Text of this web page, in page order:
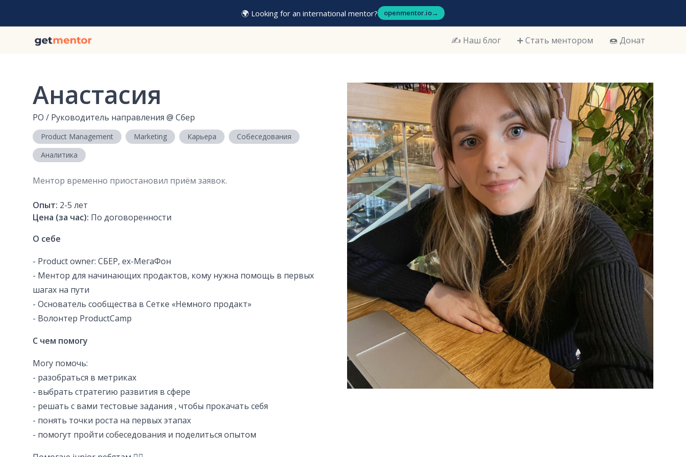
🌍 Looking for an international mentor? openmentor.io→
✍️ Наш блог ➕ Стать ментором 🍩 Донат
Анастасия
РО / Руководитель направления @ Сбер
Product Management Marketing Карьера
Собеседования
Аналитика
Ментор временно приостановил приём заявок.
Опыт: 2-5 лет
Цена (за час): По договоренности
О себе
- Product owner: СБЕР, ех-МегаФон
- Ментор для начинающих продактов, кому нужна помощь в первых
шагах на пути
- Основатель сообщества в Сетке «Немного продакт»
- Волонтер ProductCamp
С чем помогу
Могу помочь:
- разобраться в метриках
- выбрать стратегию развития в сфере
- решать с вами тестовые задания , чтобы прокачать себя
- понять точки роста на первых этапах
- помогут пройти собеседования и поделиться опытом